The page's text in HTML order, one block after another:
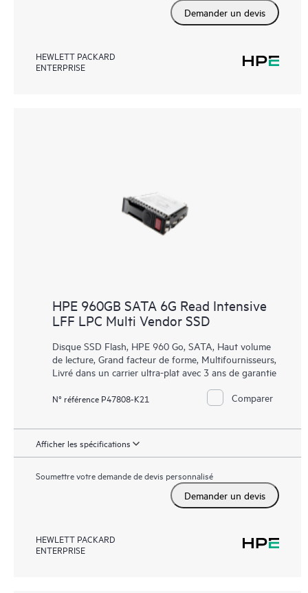
Demander un devis
HEWLETT PACKARD
ENTERPRISE
HPE 960GB SATA 6G Read Intensive
LFF LPC Multi Vendor SSD
Disque SSD Flash, HPE 960 Go, SATA, Haut volume
de lecture, Grand facteur de forme, Multifournisseurs,
Livré dans un carrier ultra-plat avec 3 ans de garantie
N° référence P47808-K21 Comparer
Afficher les spécifications
Soumettre votre demande de devis personnalisé
Demander un devis
HEWLETT PACKARD
ENTERPRISE